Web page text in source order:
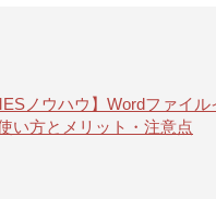
ノウハウ】Wordファイ
い方とメリット・注意点